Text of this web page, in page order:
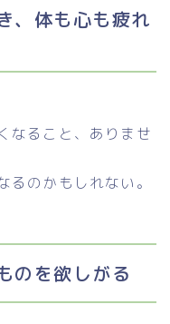
、体も心も疲れ
なること、ありませ
のかもしれない。
のを欲しがる